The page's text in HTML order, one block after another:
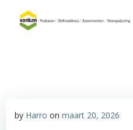
by Harro on maart 20, 2026